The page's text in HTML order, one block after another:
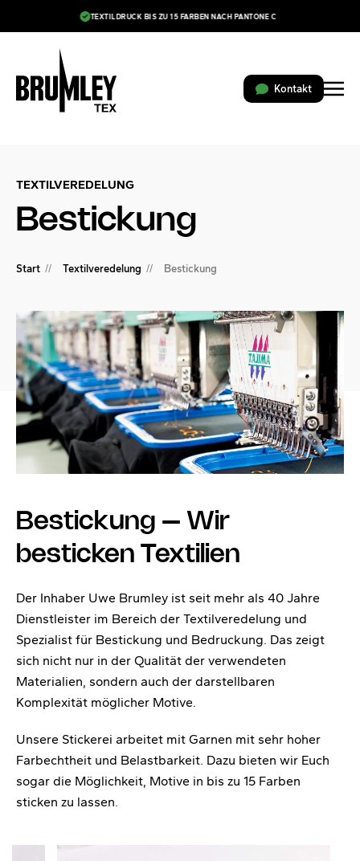
Skip to main content
TEXTILDRUCK BIS ZU 15 FARBEN NACH PANTONE C
Kontakt
TEXTILVEREDELUNG
Bestickung
Start Textilveredelung Bestickung
Bestickung – Wir
besticken Textilien
Der Inhaber Uwe Brumley ist seit mehr als 40 Jahre
Dienstleister im Bereich der Textilveredelung und
Spezialist für Bestickung und Bedruckung. Das zeigt
sich nicht nur in der Qualität der verwendeten
Materialien, sondern auch der darstellbaren
Komplexität möglicher Motive.
Unsere Stickerei arbeitet mit Garnen mit sehr hoher
Farbechtheit und Belastbarkeit. Dazu bieten wir Euch
sogar die Möglichkeit, Motive in bis zu 15 Farben
sticken zu lassen.